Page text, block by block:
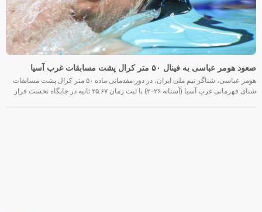
صعود هومر عباسی به فینال ۵۰ متر کرال پشت مسابقات غرب آسیا
هومر عباسی، شناگر تیم ملی ایران، در دور مقدماتی ماده ۵۰ متر کرال پشت مسابقات
شنای قهرمانی غرب آسیا (آستانه ۲۰۲۶) با ثبت زمان ۲۵.۶۷ ثانیه در جایگاه نخست قرار